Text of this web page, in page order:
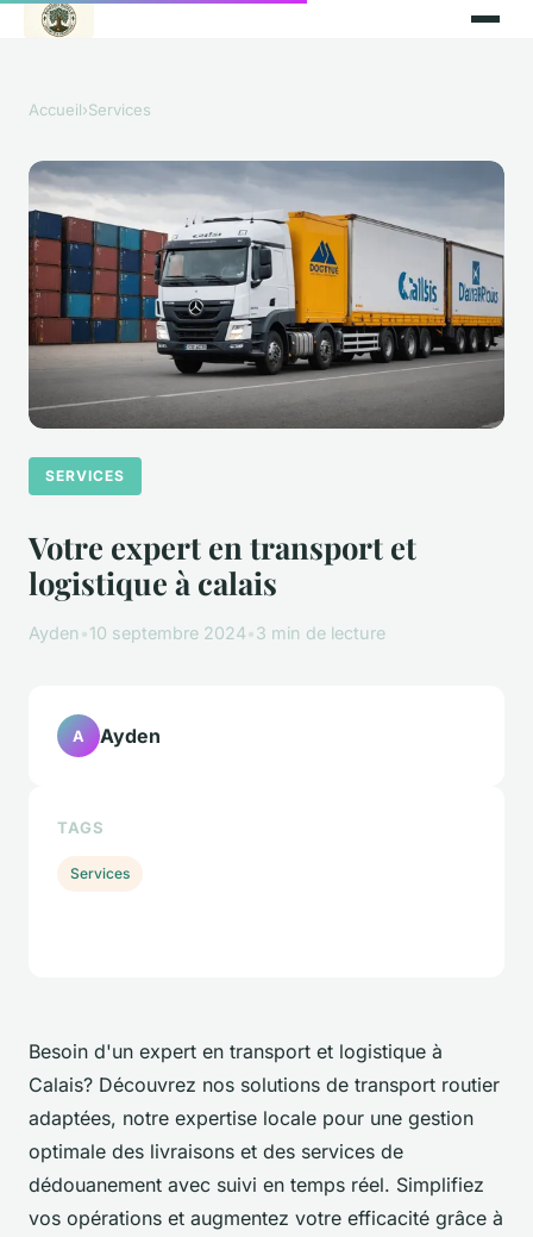
Accueil›Services
SERVICES
Votre expert en transport et
logistique à calais
Ayden •10 septembre 2024•3 min de lecture
Besoin d'un expert en transport et logistique à
Calais? Découvrez nos solutions de transport routier
adaptées, notre expertise locale pour une gestion
optimale des livraisons et des services de
dédouanement avec suivi en temps réel. Simplifiez
vos opérations et augmentez votre efficacité grâce à
A Ayden
TAGS
Services